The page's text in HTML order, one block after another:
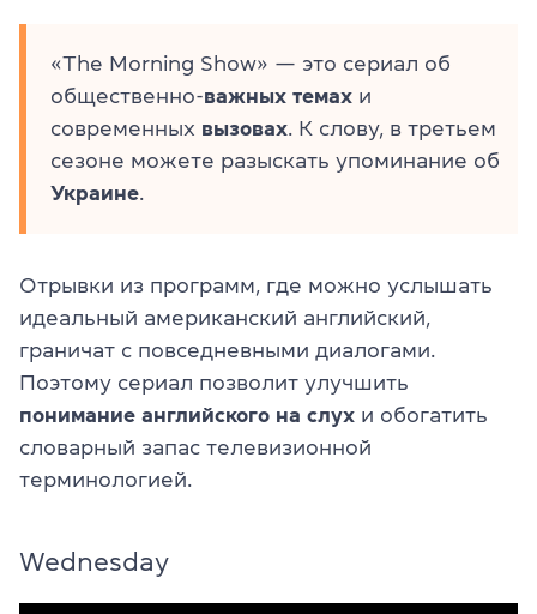
«The Morning Show» — это сериал об
общественно-важных темах и
современных вызовах . К слову, в третьем
сезоне можете разыскать упоминание об
Украине
Отрывки из программ, где можно услышать
идеальный американский английский,
граничат с повседневными диалогами.
Поэтому сериал позволит улучшить
понимание английского на слух и обогатить
словарный запас телевизионной
терминологией.
Wednesday